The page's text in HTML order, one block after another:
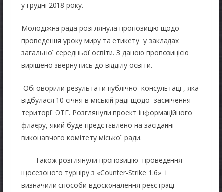
у грудні 2018 року.
Молодіжна рада розглянула пропозицію щодо
проведення уроку миру та етикету у закладах
загальної середньої освіти. З даною пропозицією
вирішено звернутись до відділу освіти.
Обговорили результати публічної консультації, яка
відбулася 10 січня в міській раді щодо засмічення
території ОТГ. Розглянули проект інформаційного
флаєру, який буде представлено на засіданні
виконавчого комітету міської ради.
Також розглянули пропозицію проведення
щосезоного турніру з «Соunter-Strike 1.6» і
визначили способи вдосконалення реєстрації